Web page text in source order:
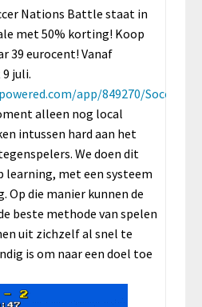
Nations Battle staat in
met 50% korting! Koop
39 eurocent! Vanaf
juli.
app/849270/
alleen nog local
intussen hard aan het
We doen dit
learning, met een systeem
Op die manier kunnen de
beste methode van spelen
uit zichzelf al snel te
is om naar een doel toe